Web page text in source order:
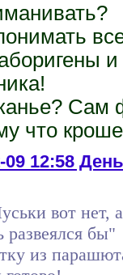
Сам
что
12:58
вот нет,
развеялся бы"
из